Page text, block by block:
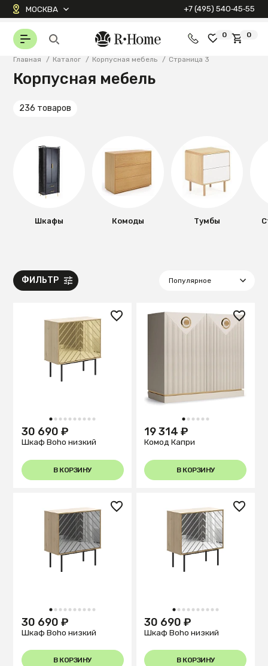
МОСКВА +7 (495) 540‑45‑55
0 0
Главная / Каталог / Корпусная мебель / Страница 3
Корпусная мебель
236 товаров
Шкафы Комоды Тумбы
ФИЛЬТР
1 2 3 4 5 6 7 8 9 10
30 690 ₽
Шкаф Boho низкий
В КОРЗИНУ
1 2 3 4 5 6
19 314 ₽
Комод Капри
В КОРЗИНУ
1 2 3 4 5 6 7 8 9 10
30 690 ₽
Шкаф Boho низкий
В КОРЗИНУ
1 2 3 4 5 6 7 8 9 10
30 690 ₽
Шкаф Boho низкий
В КОРЗИНУ